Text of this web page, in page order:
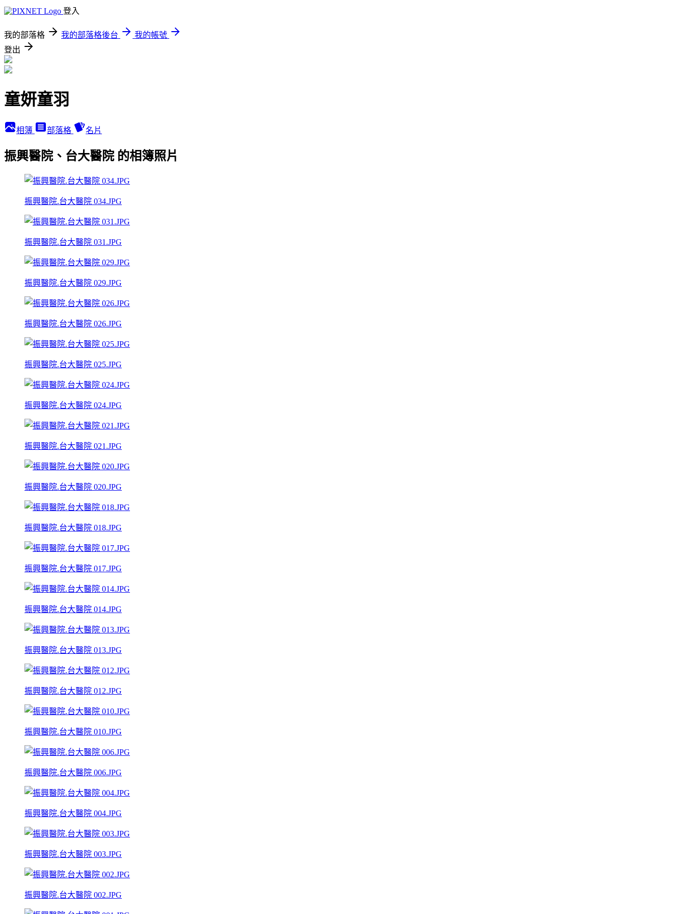
登入
我的部落格 我的部落格後台
我的帳號
登出
童妍童羽
相簿 部落格 名片
振興醫院、台大醫院 的相簿照片
振興醫院.台大醫院 034.JPG
振興醫院.台大醫院 031.JPG
振興醫院.台大醫院 029.JPG
振興醫院.台大醫院 026.JPG
振興醫院.台大醫院 025.JPG
振興醫院.台大醫院 024.JPG
振興醫院.台大醫院 021.JPG
振興醫院.台大醫院 020.JPG
振興醫院.台大醫院 018.JPG
振興醫院.台大醫院 017.JPG
振興醫院.台大醫院 014.JPG
振興醫院.台大醫院 013.JPG
振興醫院.台大醫院 012.JPG
振興醫院.台大醫院 010.JPG
振興醫院.台大醫院 006.JPG
振興醫院.台大醫院 004.JPG
振興醫院.台大醫院 003.JPG
振興醫院.台大醫院 002.JPG